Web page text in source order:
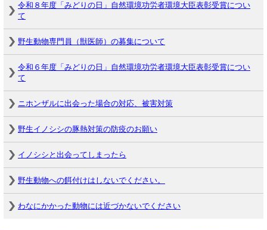
令和８年度「みどりの日」自然環境功労者環境大臣表彰受賞につい
て
野生動物専門員（獣医師）の募集について
令和６年度「みどりの日」自然環境功労者環境大臣表彰受賞につい
て
ニホンザルに出会った場合の対応、被害対策
野生イノシシの豚熱対策の防疫のお願い
イノシシと出会ってしまったら
野生動物への餌付けはしないでください。
わなにかかった動物には近づかないでください